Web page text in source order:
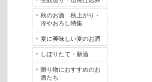
秋のお酒 秋上がり・
冷やおろし特集
夏に美味しい夏のお酒
しぼりたて・新酒
贈り物におすすめのお
酒たち